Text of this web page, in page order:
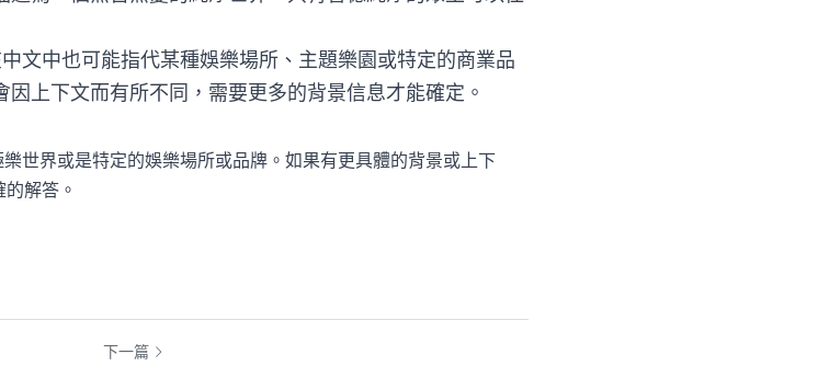
文中也可能指代某種娛樂場所、主題樂園或特定的商業品
上下文而有所不同，需要更多的背景信息才能確定。
世界或是特定的娛樂場所或品牌。如果有更具體的背景或上下
解答。
下一篇